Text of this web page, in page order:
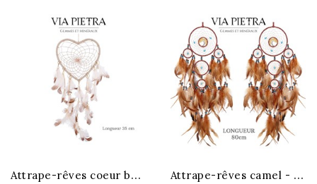
A
ttrape-rêves coeur beige A
ttrape-rêves camel - XXL